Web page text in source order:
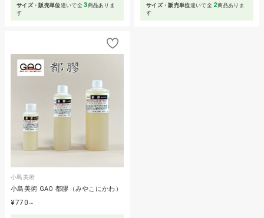
サイズ・販売単位違いで全3商品ありま
す
サイズ・販売単位違いで全 2商品ありま
す
小島美術
小島美術 GAO 都膠（みやこにかわ）
¥770 ～